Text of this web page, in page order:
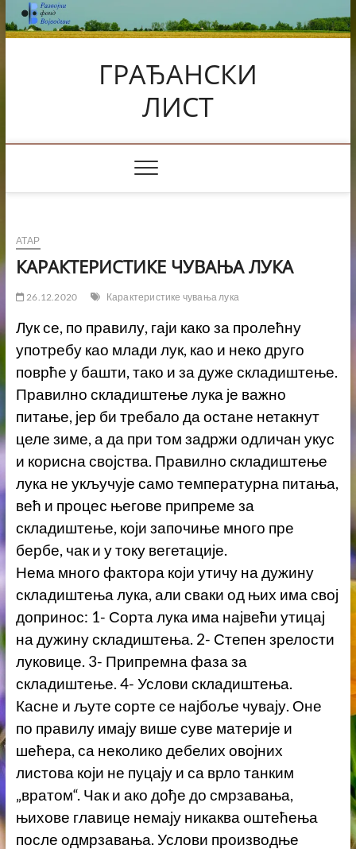
Skip
to
content
ГРАЂАНСКИ
ЛИСТ
АТАР
КАРАКТЕРИСТИКЕ ЧУВАЊА ЛУКА
26.12.2020 Карактеристике чувања лука
Лук се, по правилу, гаји како за пролећну
употребу као млади лук, као и неко друго
поврће у башти, тако и за дуже складиштење.
Правилно складиштење лука је важно
питање, јер би требало да остане нетакнут
целе зиме, а да при том задржи одличан укус
и корисна својства. Правилно складиштење
лука не укључује само температурна питања,
већ и процес његове припреме за
складиштење, који започиње много пре
бербе, чак и у току вегетације.
Нема много фактора који утичу на дужину
складиштења лука, али сваки од њих има свој
допринос: 1- Сорта лука има највећи утицај
на дужину складиштења. 2- Степен зрелости
луковице. 3- Припремна фаза за
складиштење. 4- Услови складиштења.
Касне и љуте сорте се најбоље чувају. Оне
по правилу имају више суве материје и
шећера, са неколико дебелих овојних
листова који не пуцају и са врло танким
„вратом“. Чак и ако дође до смрзавања,
њихове главице немају никаква оштећења
после одмрзавања. Услови производње